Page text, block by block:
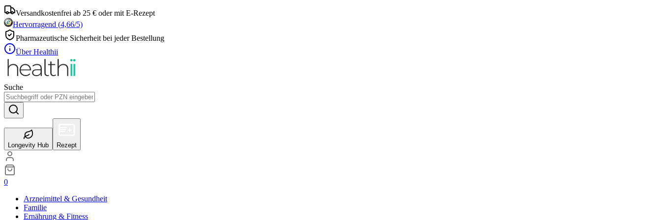
Versandkostenfrei ab 25 € oder mit E-Rezept
Hervorragend (4,66/5)
Pharmazeutische Sicherheit bei jeder Bestellung
Über Healthii
Suche
Longevity Hub Rezept
0
Arzneimittel & Gesundheit
Familie
Ernährung & Fitness